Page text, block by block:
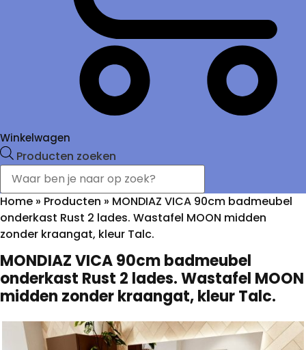
Winkelwagen
Producten zoeken
Home » Producten » MONDIAZ VICA 90cm badmeubel
onderkast Rust 2 lades. Wastafel MOON midden
zonder kraangat, kleur Talc.
MONDIAZ VICA 90cm badmeubel
onderkast Rust 2 lades. Wastafel MOON
midden zonder kraangat, kleur Talc.